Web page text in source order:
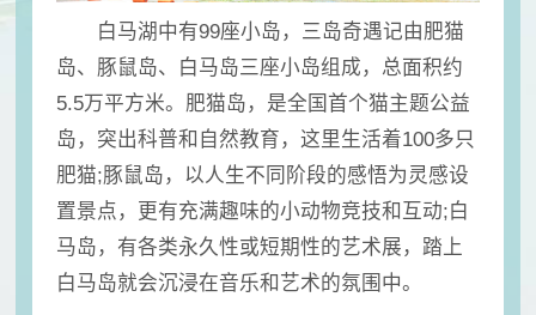
白马湖中有99座小岛，三岛奇遇记由肥猫
岛、豚鼠岛、白马岛三座小岛组成，总面积约
5.5万平方米。肥猫岛，是全国首个猫主题公益
岛，突出科普和自然教育，这里生活着100多只
肥猫;豚鼠岛，以人生不同阶段的感悟为灵感设
置景点，更有充满趣味的小动物竞技和互动;白
马岛，有各类永久性或短期性的艺术展，踏上
白马岛就会沉浸在音乐和艺术的氛围中。